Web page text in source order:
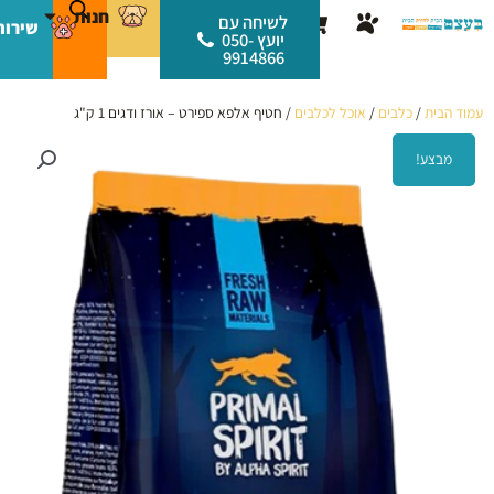
לתוכן
עגלת
קניות
לשיחה עם
יועץ 050-
9914866
חנות
עמוד הבית/ כלבים / אוכל לכלבים / חטיף אלפא ספירט – אורז ודגים 1 ק"ג
מבצע!